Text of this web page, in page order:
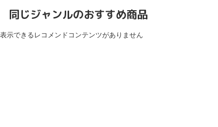
同じジャンルのおすすめ商品
表示できるレコメンドコンテンツがありません